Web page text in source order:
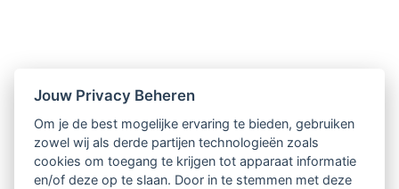
Nieuwsbrief
Ontvang 10 x per jaar de LVSC-
relatienieuwsbrief met o.a.:
Jouw Privacy Beheren
Om je de best mogelijke ervaring te bieden, gebruiken
zowel wij als derde partijen technologieën zoals
cookies om toegang te krijgen tot apparaat informatie
en/of deze op te slaan. Door in te stemmen met deze